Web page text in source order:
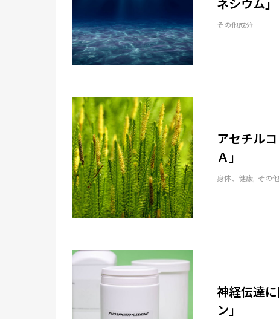
ネシウム」
その他成分
アセチル
Ａ」
身体、健康 その
神経伝達
ン」